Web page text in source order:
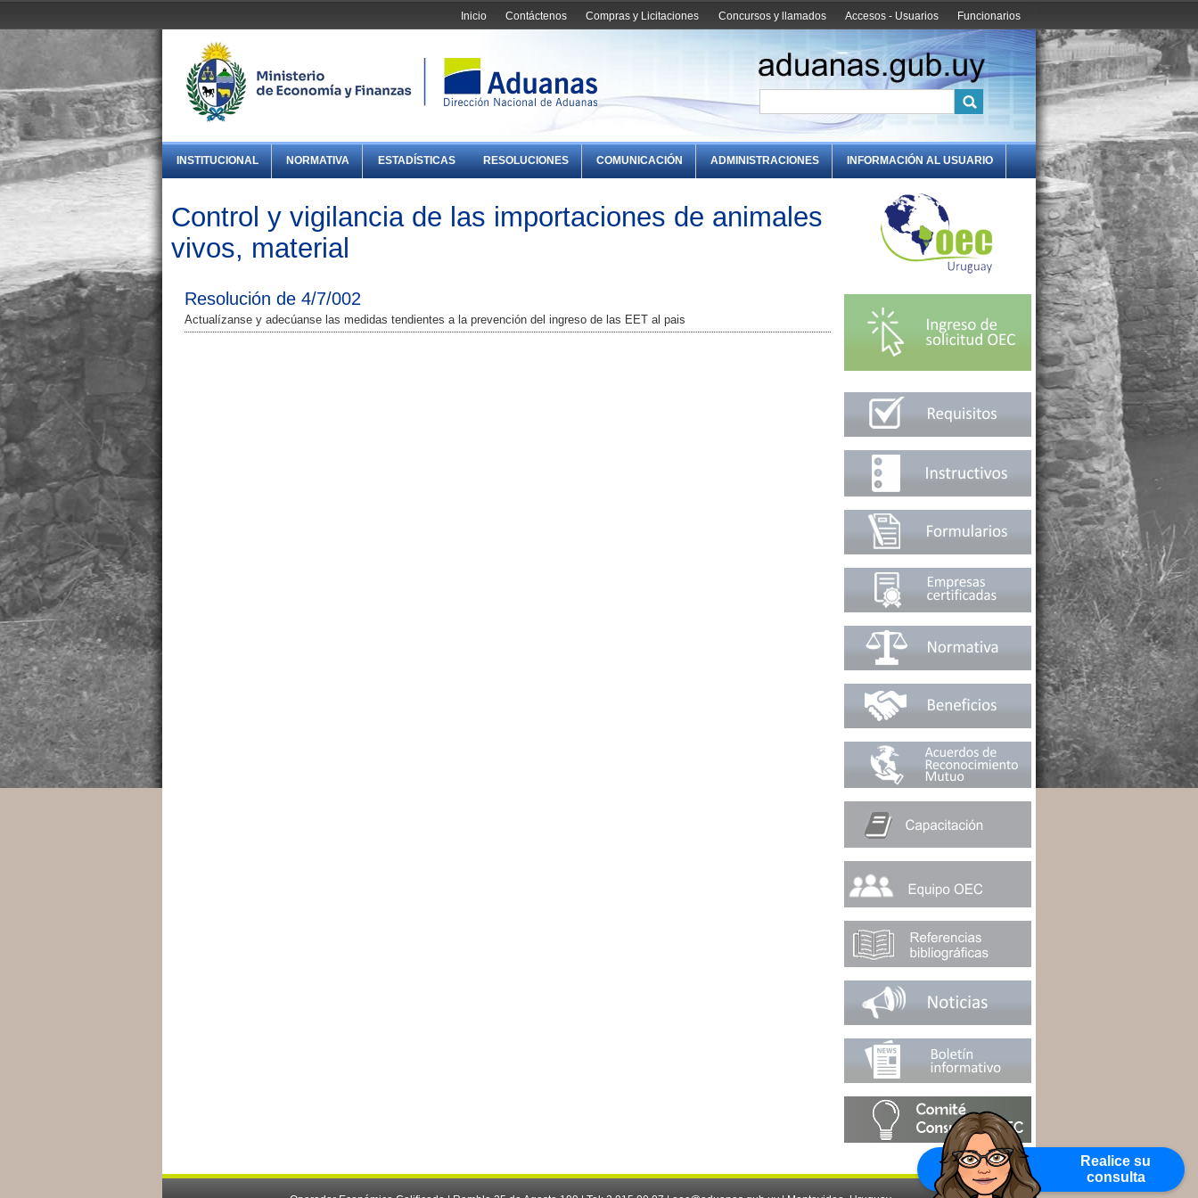
Funcionarios
Accesos - Usuarios
Concursos y llamados
Compras y Licitaciones
Contáctenos
Inicio
Realice su
consulta
INSTITUCIONAL NORMATIVA ESTADÍSTICAS RESOLUCIONES COMUNICACIÓN ADMINISTRACIONES INFORMACIÓN AL USUARIO
Control y vigilancia de las importaciones de animales
vivos, material
Resolución de 4/7/002
Actualízanse y adecúanse las medidas tendientes a la prevención del ingreso de las EET al pais